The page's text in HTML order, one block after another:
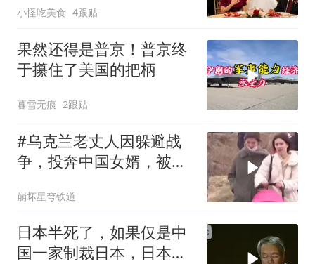
小怪吃美食 4跟贴
果然还得是普京！普京终
于攥住了美国的把柄
暮雪无痕 2跟贴
#乌克兰老丈人因躲避战
争，投奔中国女婿，被眼
崩坏星穹铁道
日本半死了，如果仅是中
国一家制裁日本，日本可